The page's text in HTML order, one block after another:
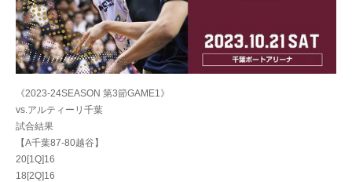
《2023-24SEASON 第3節GAME1》
vs.アルティーリ千葉
試合結果
【A千葉87-80越谷】
20[1Q]16
18[2Q]16